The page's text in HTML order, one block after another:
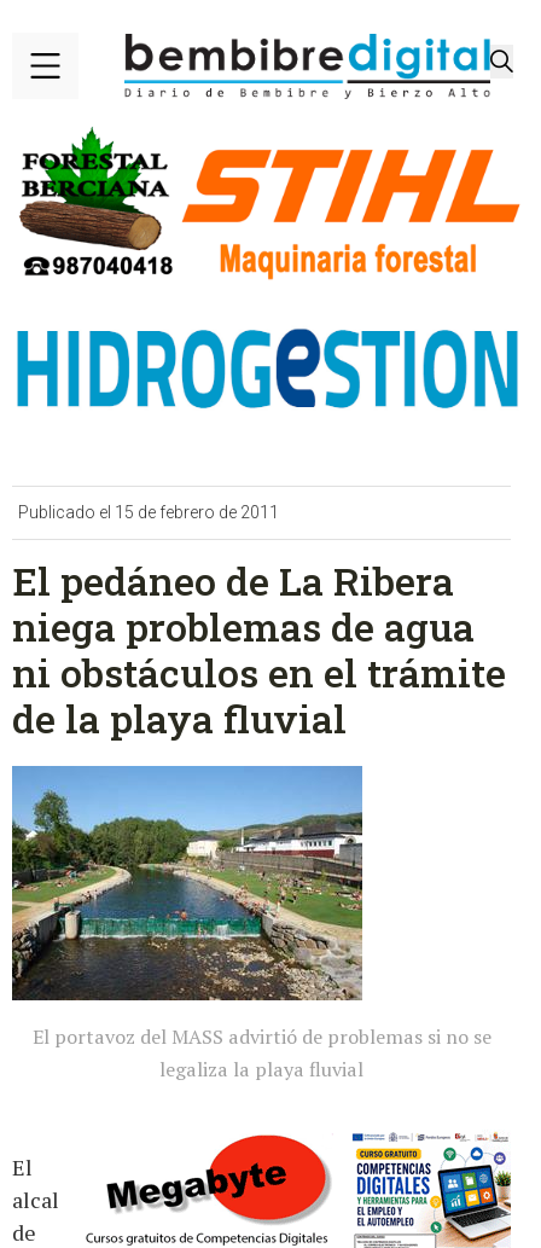
Publicado el 15 de febrero de 2011
El pedáneo de La Ribera
niega problemas de agua
ni obstáculos en el trámite
de la playa fluvial
El portavoz del MASS advirtió de problemas si no se
legaliza la playa fluvial
El
alcal
de